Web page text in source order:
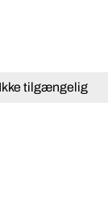
Ikke tilgængelig